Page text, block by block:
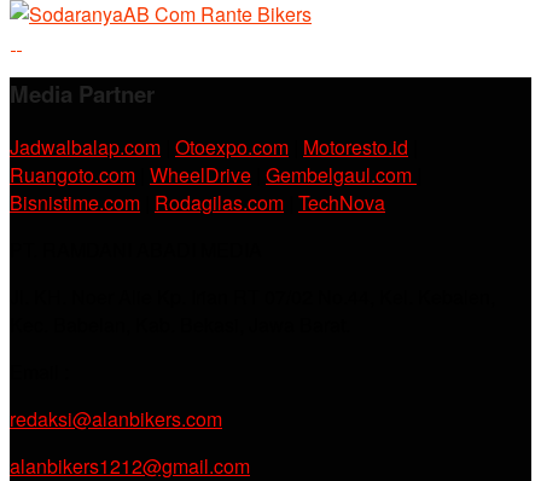
Media Partner
Jadwalbalap.com Otoexpo.com Motoresto.id
Ruangoto.com WheelDrive Gembelgaul.com
Bisnistime.com Rodagilas.com TechNova
redaksi@alanbikers.com
alanbikers1212@gmail.com